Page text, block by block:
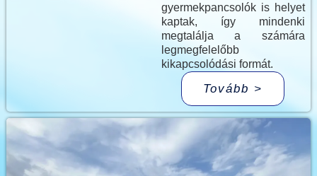
gyermekpancsolók is helyet
kaptak, így mindenki
megtalálja a számára
legmegfelelőbb
kikapcsolódási formát.
Tovább >